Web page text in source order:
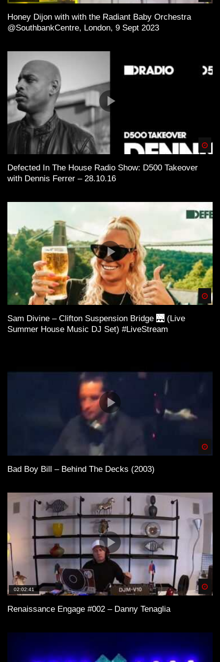
Honey Dijon with with the Radiant Baby Orchestra
@SouthbankCentre, London, 9 Sept 2023
Defected In The House Radio Show: D500 Takeover
with Dennis Ferrer – 28.10.16
Sam Divine – Clifton Suspension Bridge 🌉 (Live
Summer House Music DJ Set) #LiveStream
Bad Boy Bill – Behind The Decks (2003)
02:02:41
Renaissance Engage #002 – Danny Tenaglia